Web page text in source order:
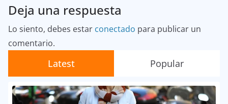
Deja una respuesta
Lo siento, debes estar conectado para publicar un
comentario.
Latest Popular